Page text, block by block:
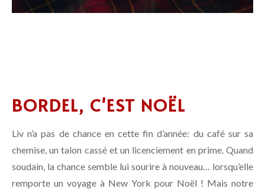
BORDEL, C'EST NOËL
Liv n’a pas de chance en cette fin d’année: du café sur sa
chemise, un talon cassé et un licenciement en prime. Quand
soudain, la chance semble lui sourire à nouveau… lorsqu’elle
remporte un voyage à New York pour Noël ! Mais notre